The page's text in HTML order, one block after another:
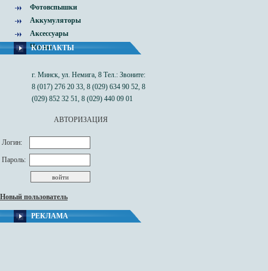
Фотовспышки
Аккумуляторы
Аксессуары
Чехлы
КОНТАКТЫ
г. Минск, ул. Немига, 8 Тел.: Звоните:
8 (017) 276 20 33, 8 (029) 634 90 52, 8
(029) 852 32 51, 8 (029) 440 09 01
АВТОРИЗАЦИЯ
Логин:
Пароль:
Новый пользователь
РЕКЛАМА